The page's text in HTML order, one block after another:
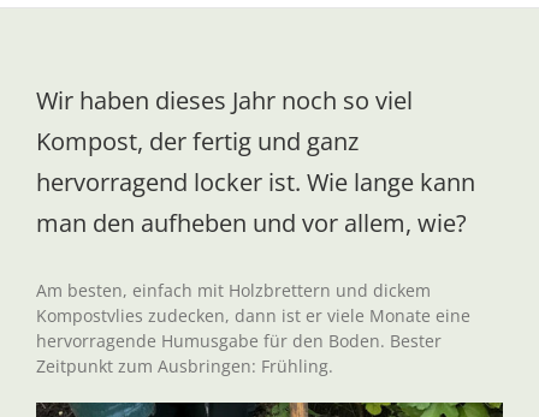
Wir haben dieses Jahr noch so viel
Kompost, der fertig und ganz
hervorragend locker ist. Wie lange kann
man den aufheben und vor allem, wie?
Am besten, einfach mit Holzbrettern und dickem
Kompostvlies zudecken, dann ist er viele Monate eine
hervorragende Humusgabe für den Boden. Bester
Zeitpunkt zum Ausbringen: Frühling.